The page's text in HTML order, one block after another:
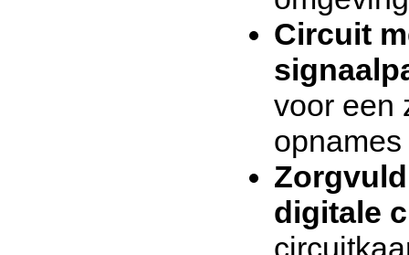
Circuit
voor een
digitale